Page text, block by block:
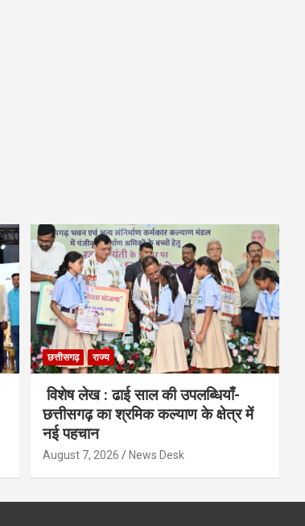
छत्तीसगढ़ राज्य
विशेष लेख : ढाई साल की उपलब्धियाँ-
छत्तीसगढ़ का श्रमिक कल्याण के क्षेत्र में
नई पहचान
August 7, 2026 News Desk